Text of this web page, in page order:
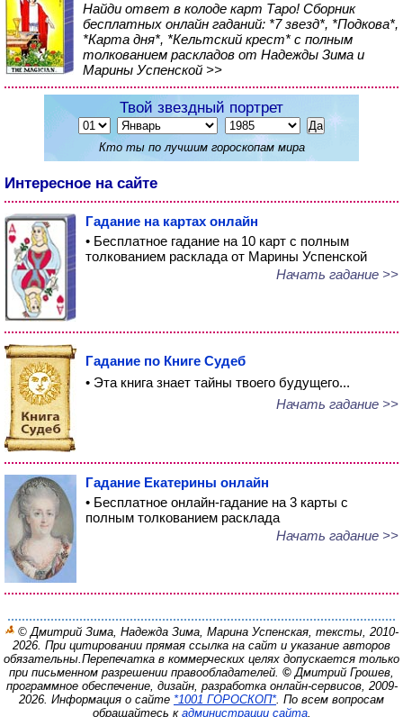
Найди ответ в колоде карт Таро! Сборник
бесплатных онлайн гаданий: *7 звезд*, *Подкова*,
*Карта дня*, *Кельтский крест* с полным
толкованием раскладов от Надежды Зима и
Марины Успенской >>
Твой звездный портрет
Кто ты по лучшим гороскопам мира
Интересное на сайте
Гадание на картах онлайн
• Бесплатное гадание на 10 карт с полным
толкованием расклада от Марины Успенской
Начать гадание >>
Гадание по Книге Судеб
• Эта книга знает тайны твоего будущего...
Начать гадание >>
Гадание Екатерины онлайн
• Бесплатное онлайн-гадание на 3 карты с
полным толкованием расклада
Начать гадание >>
© Дмитрий Зима, Надежда Зима, Марина Успенская, тексты, 2010-
2026. При цитировании прямая ссылка на сайт и указание авторов
обязательны.Перепечатка в коммерческих целях допускается только
при письменном разрешении правообладателей. © Дмитрий Грошев,
программное обеспечение, дизайн, разработка онлайн-сервисов, 2009-
2026. Информация о сайте *1001 ГОРОСКОП*. По всем вопросам
обращайтесь к администрации сайта.